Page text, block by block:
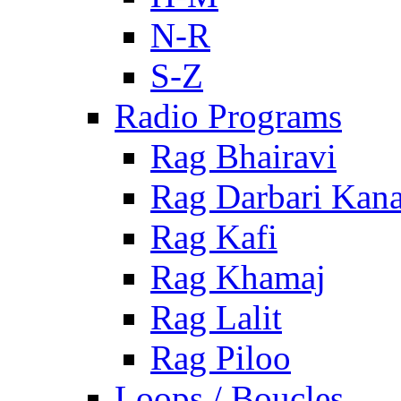
N-R
S-Z
Radio Programs
Rag Bhairavi
Rag Darbari
Rag Kafi
Rag Khamaj
Rag Lalit
Rag Piloo